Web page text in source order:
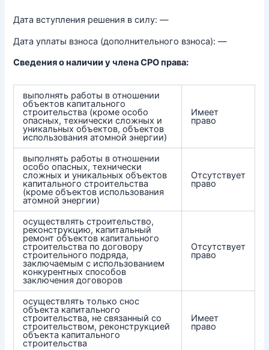
Дата вступления решения в силу: —
Дата уплаты взноса (дополнительного взноса): —
Сведения о наличии у члена СРО права:
выполнять работы в отношении
объектов капитального
строительства (кроме особо
опасных, технически сложных и
уникальных объектов, объектов
использования атомной энергии)
Имеет
право
выполнять работы в отношении
особо опасных, технически
сложных и уникальных объектов
капитального строительства
(кроме объектов использования
атомной энергии)
Отсутствует
право
осуществлять строительство,
реконструкцию, капитальный
ремонт объектов капитального
строительства по договору
строительного подряда,
заключаемым с использованием
конкурентных способов
заключения договоров
Отсутствует
право
осуществлять только снос
объекта капитального
строительства, не связанный со
строительством, реконструкцией
объекта капитального
строительства
Имеет
право